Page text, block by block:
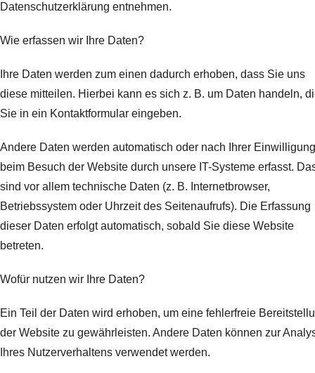
Datenschutzerklärung entnehmen.
Wie erfassen wir Ihre Daten?
Ihre Daten werden zum einen dadurch erhoben, dass Sie uns
diese mitteilen. Hierbei kann es sich z. B. um Daten handeln,
Sie in ein Kontaktformular eingeben.
Andere Daten werden automatisch oder nach Ihrer Einwilligung
beim Besuch der Website durch unsere IT-Systeme erfasst.
sind vor allem technische Daten (z. B. Internetbrowser,
Betriebssystem oder Uhrzeit des Seitenaufrufs). Die Erfassung
dieser Daten erfolgt automatisch, sobald Sie diese Website
betreten.
Wofür nutzen wir Ihre Daten?
Ein Teil der Daten wird erhoben, um eine fehlerfreie
der Website zu gewährleisten. Andere Daten können zur
Ihres Nutzerverhaltens verwendet werden.